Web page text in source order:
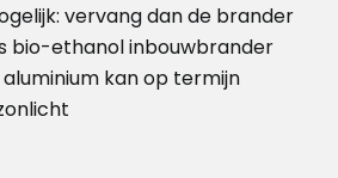
vervang dan de brander
bio-ethanol inbouwbrander
kan op termijn